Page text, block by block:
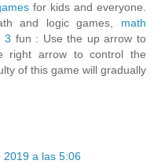
for kids and everyone.
and logic games, math
3 fun : Use the up arrow to
right arrow to control the
of this game will gradually
2019 a las 5:06